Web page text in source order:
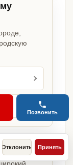
Отклонить Принять
Позвонить